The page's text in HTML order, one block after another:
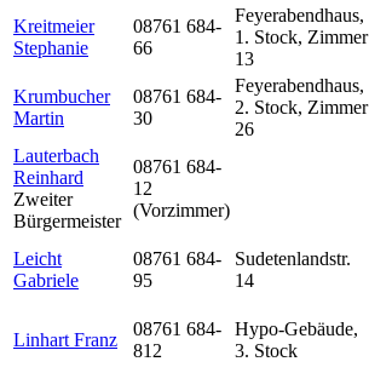
Kreitmeier
Stephanie
08761 684-
66
Feyerabendhaus,
1. Stock, Zimmer
13
Krumbucher
Martin
08761 684-
30
Feyerabendhaus,
2. Stock, Zimmer
26
Lauterbach
Reinhard
Zweiter
Bürgermeister
08761 684-
12
(Vorzimmer)
Leicht
Gabriele
08761 684-
95
Sudetenlandstr.
14
Linhart Franz
08761 684-
812
Hypo-Gebäude,
3. Stock